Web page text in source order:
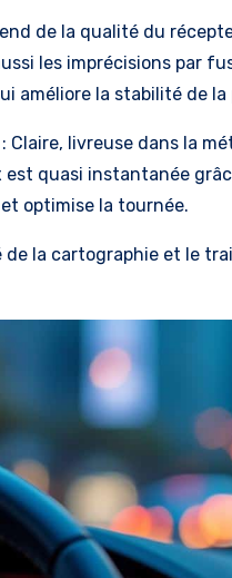
de la qualité du
les imprécisions par
améliore la stabilité de
Claire, livreuse dans la
est quasi instantanée
optimise la tournée.
de la cartographie et le